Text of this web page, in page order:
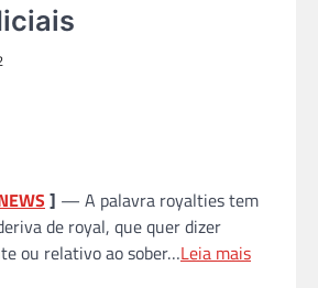
] — A palavra royalties tem
de royal, que quer dizer
ou relativo ao sober…Leia mais